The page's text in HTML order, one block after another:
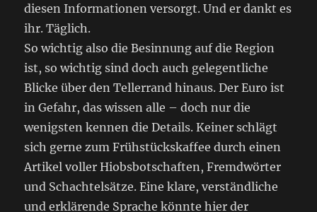
diesen Informationen versorgt. Und er dankt es
ihr. Täglich.
So wichtig also die Besinnung auf die Region
ist, so wichtig sind doch auch gelegentliche
Blicke über den Tellerrand hinaus. Der Euro ist
in Gefahr, das wissen alle – doch nur die
wenigsten kennen die Details. Keiner schlägt
sich gerne zum Frühstückskaffee durch einen
Artikel voller Hiobsbotschaften, Fremdwörter
und Schachtelsätze. Eine klare, verständliche
und erklärende Sprache könnte hier der